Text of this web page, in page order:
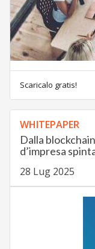
Scaricalo gratis!
WHITEPAPER
Dalla
d’impresa
28 Lug 2025